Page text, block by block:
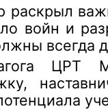
раскрыл
войн и
всегда
ЦРТ